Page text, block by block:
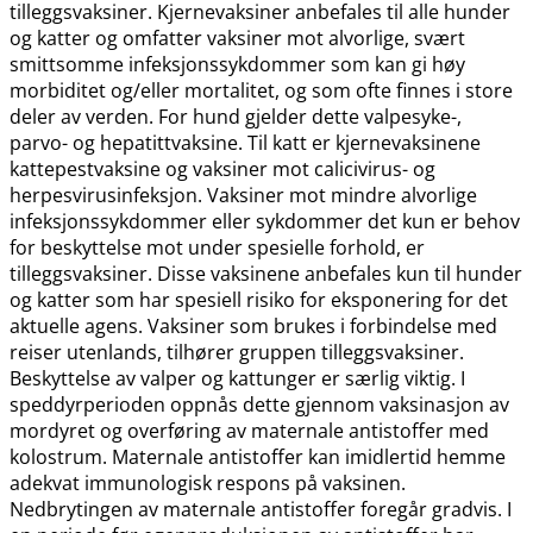
tilleggsvaksiner. Kjernevaksiner anbefales til alle hunder
og katter og omfatter vaksiner mot alvorlige, svært
smittsomme infeksjonssykdommer som kan gi høy
morbiditet og​/​eller mortalitet, og som ofte finnes i store
deler av verden. For hund gjelder dette valpesyke-,
parvo- og hepatittvaksine. Til katt er kjernevaksinene
kattepestvaksine og vaksiner mot calicivirus- og
herpesvirusinfeksjon. Vaksiner mot mindre alvorlige
infeksjonssykdommer eller sykdommer det kun er behov
for beskyttelse mot under spesielle forhold, er
tilleggsvaksiner. Disse vaksinene anbefales kun til hunder
og katter som har spesiell risiko for eksponering for det
aktuelle agens. Vaksiner som brukes i forbindelse med
reiser utenlands, tilhører gruppen tilleggsvaksiner.
Beskyttelse av valper og kattunger er særlig viktig. I
speddyrperioden oppnås dette gjennom vaksinasjon av
mordyret og overføring av maternale antistoffer med
kolostrum. Maternale antistoffer kan imidlertid hemme
adekvat immunologisk respons på vaksinen.
Nedbrytingen av maternale antistoffer foregår gradvis. I